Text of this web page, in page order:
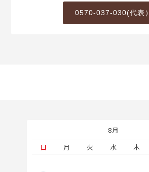
0570-037-030(代表）
8月
日
月 火 水 木